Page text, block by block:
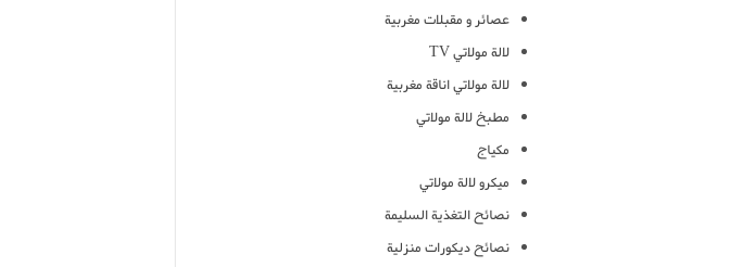
عصائر و مقبلات مغربية
لالة مولاتي TV
لالة مولاتي اناقة مغربية
مطبخ لالة مولاتي
مكياج
ميكرو لالة مولاتي
نصائح التغذية السليمة
نصائح ديكورات منزلية